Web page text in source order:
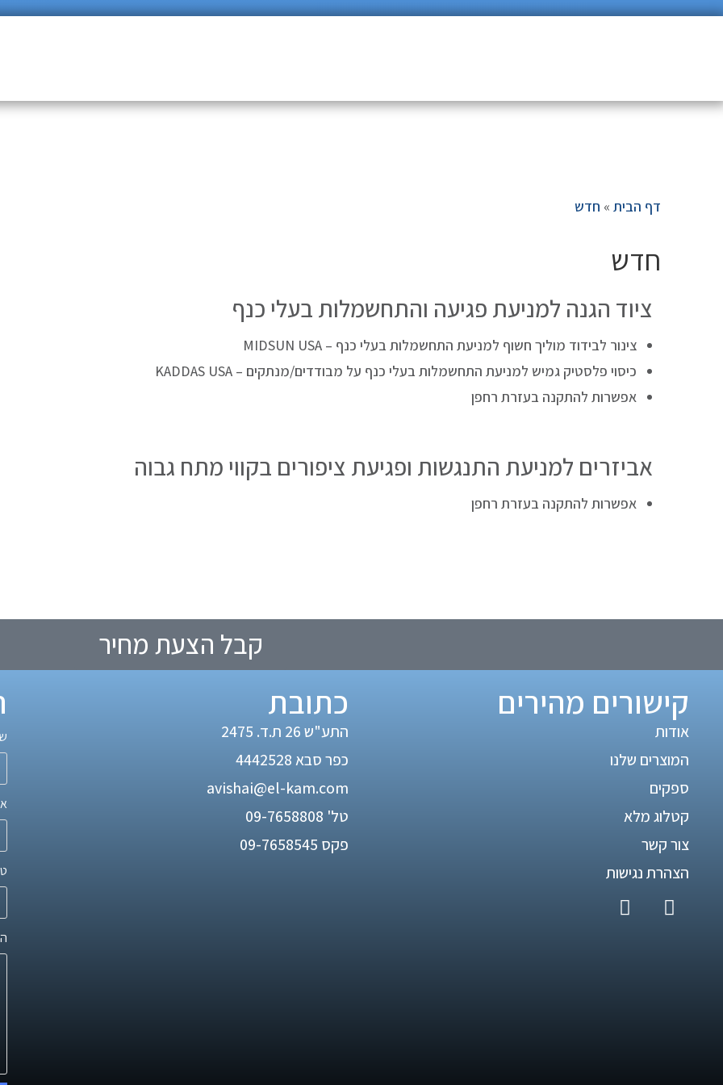
דף הבית » חדש
חדש
ציוד הגנה למניעת פגיעה והתחשמלות בעלי כנף
צינור לבידוד מוליך חשוף למניעת התחשמלות בעלי כנף – MIDSUN USA
כיסוי פלסטיק גמיש למניעת התחשמלות בעלי כנף על מבודדים/מנתקים – KADDAS USA
אפשרות להתקנה בעזרת רחפן
אביזרים למניעת התנגשות ופגיעת ציפורים בקווי מתח גבוה
אפשרות להתקנה בעזרת רחפן
קבל הצעת מחיר
קישורים מהירים
אודות
המוצרים שלנו
ספקים
קטלוג מלא
צור קשר
הצהרת נגישות
כתובת
התע"ש 26 ת.ד. 2475
כפר סבא 4442528
avishai@el-kam.com
טל' 09-7658808
פקס 09-7658545